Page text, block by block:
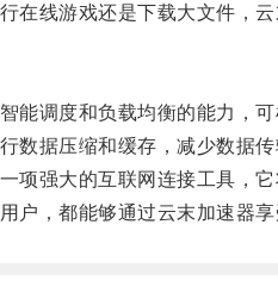
线游戏还是下载大文件，云
调度和负载均衡的能力，可
据压缩和缓存，减少数据传
强大的互联网连接工具，它
，都能够通过云末加速器享